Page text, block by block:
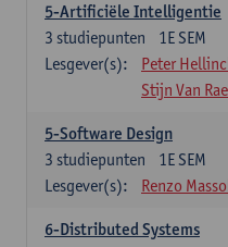
5-Artificiële Intelligentie
1E SEM
3 studiepunten
Lesgever(s):
Peter
Stijn Van
5-Software Design
1E SEM
3 studiepunten
Lesgever(s):
Renzo
6-Distributed Systems